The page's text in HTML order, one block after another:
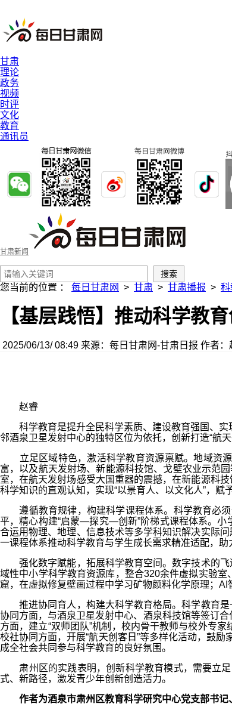
甘肃
理论
政务
视频
时评
文化
教育
通讯员
甘肃新闻
您当前的位置 ： 每日甘肃网 > 甘肃 > 甘肃播报 > 科
【基层践悟】推动科学教
2025/06/13/ 08:49 来源：每日甘肃网-甘肃日报 作者：
赵睿
科学教育是提升全民科学素质、建设教育强国、实
邻酒泉卫星发射中心的独特区位为依托，创新打造“航
立足区域特色，激活科学教育资源禀赋。地域资源
富，以及航天发射场、新能源科技馆、戈壁农业示范
室，在航天发射场感受大国重器的震撼，在新能源科
科学知识的直观认知，实现“以景育人、以文化人”，赋
遵循教育规律，构建科学课程体系。科学教育必须
平，精心构建“启蒙—探究—创新”阶梯式课程体系。小
合运用物理、地理、信息技术等多学科知识解决实际
一课程体系推动科学教育与学生成长需求精准适配，助
强化数字赋能，拓展科学教育空间。数字技术的飞
域性中小学科学教育资源库，整合320余件虚拟实验室
窟，在虚拟修复壁画过程中学习矿物颜料化学原理；AI
推进协同育人，构建大科学教育格局。科学教育是
协同方面，与酒泉卫星发射中心、酒泉科技馆等签订
方面，建立“双师团队”机制，校内骨干教师与校外专
校社协同方面，开展“航天创客日”等多样化活动，鼓
成全社会共同参与科学教育的良好氛围。
肃州区的实践表明，创新科学教育模式，需要立足
式、新路径，激发青少年创新创造活力。
作者为酒泉市肃州区教育科学研究中心党支部书记